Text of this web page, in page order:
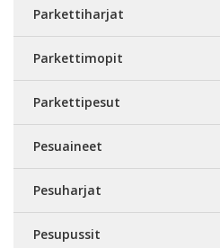
Parkettiharjat
Parkettimopit
Parkettipesut
Pesuaineet
Pesuharjat
Pesupussit